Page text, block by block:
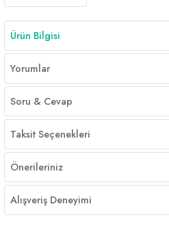
Ürün Bilgisi
Yorumlar
Soru & Cevap
Taksit Seçenekleri
Önerileriniz
Alışveriş Deneyimi